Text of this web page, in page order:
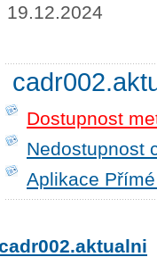
19.12.2024
Dostupnost
Nedostupnost
Aplikace